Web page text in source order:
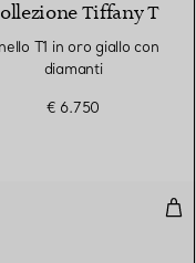
Tiffany T
T1 in oro giallo con
diamanti
€ 6.750
piccole in oro